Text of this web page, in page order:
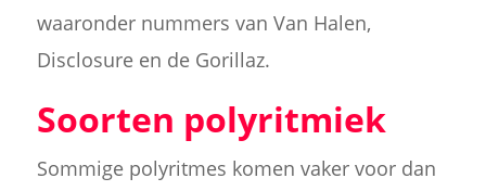
waaronder nummers van Van Halen,
Disclosure en de Gorillaz.
Soorten polyritmiek
Sommige polyritmes komen vaker voor dan